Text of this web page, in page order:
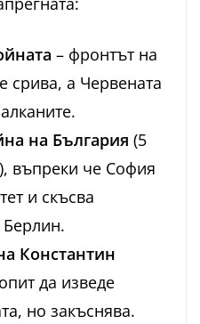
– фронтът на
срива, а Червената
на България (5
въпреки че София
и скъсва
Константин
да изведе
но закъснява.